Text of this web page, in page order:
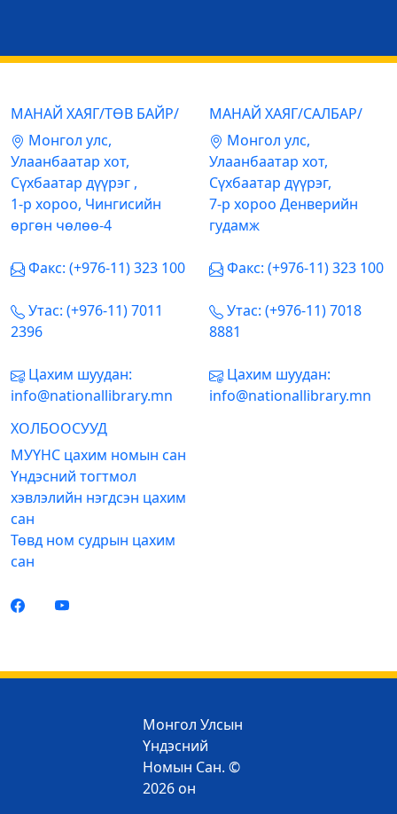
МАНАЙ ХАЯГ/ТӨВ БАЙР/
Mонгол улс,
Улаанбаатар хот,
Сүхбаатар дүүрэг ,
1-р хороо, Чингисийн
өргөн чөлөө-4
Факс: (+976-11) 323 100
Утас: (+976-11) 7011
2396
Цахим шуудан:
info@nationallibrary.mn
МАНАЙ ХАЯГ/САЛБАР/
Mонгол улс,
Улаанбаатар хот,
Сүхбаатар дүүрэг,
7-р хороо Денверийн
гудамж
Факс: (+976-11) 323 100
Утас: (+976-11) 7018
8881
Цахим шуудан:
info@nationallibrary.mn
ХОЛБООСУУД
МУҮНС цахим номын сан
Үндэсний тогтмол
хэвлэлийн нэгдсэн цахим
сан
Төвд ном судрын цахим
сан
Монгол Улсын
Үндэсний
Номын Сан. ©
2026 он